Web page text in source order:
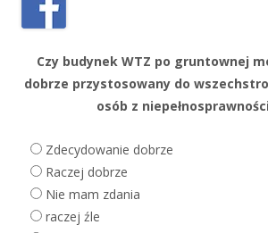
Czy budynek WTZ po gruntownej
dobrze przystosowany do
osób z
Zdecydowanie dobrze
Raczej dobrze
Nie mam zdania
raczej źle